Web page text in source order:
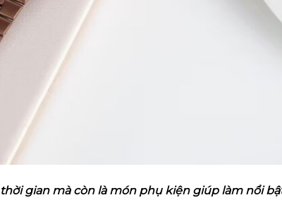
gian mà còn là món phụ kiện giúp làm nổi